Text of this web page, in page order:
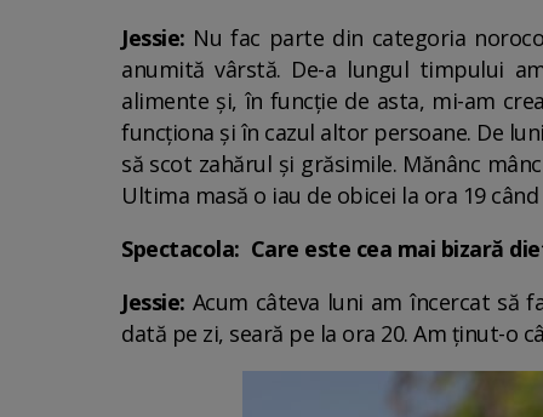
Jessie: Nu fac parte din categoria
anumită vârstă. De-a lungul timpului
alimente și, în funcție de asta, mi-am
funcționa și în cazul altor persoane. De
să scot zahărul și grăsimile. Mănânc
Ultima masă o iau de obicei la ora 19
Spectacola: Care este cea mai bizară
Jessie: Acum câteva luni am încercat să
dată pe zi, seară pe la ora 20. Am ținut-o